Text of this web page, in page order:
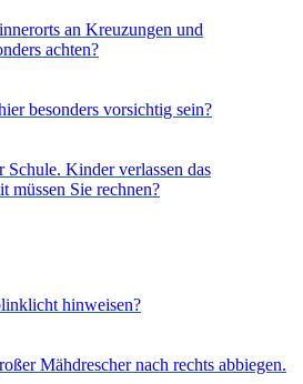
an Kreuzungen und
achten?
besonders vorsichtig sein?
Schule. Kinder verlassen das
müssen Sie rechnen?
hinweisen?
Mähdrescher nach rechts abbiegen.